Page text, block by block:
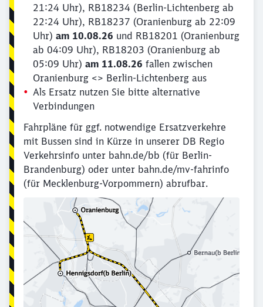
21:24 Uhr), RB18234 (Berlin-Lichtenberg ab
22:24 Uhr), RB18237 (Oranienburg ab 22:09
Uhr) am 10.08.26 und RB18201 (Oranienburg
ab 04:09 Uhr), RB18203 (Oranienburg ab
05:09 Uhr) am 11.08.26 fallen zwischen
Oranienburg <> Berlin-Lichtenberg aus
Als Ersatz nutzen Sie bitte alternative
Verbindungen
Fahrpläne für ggf. notwendige Ersatzverkehre
mit Bussen sind in Kürze in unserer DB Regio
Verkehrsinfo unter bahn.de/bb (für Berlin-
Brandenburg) oder unter bahn.de/mv-fahrinfo
(für Mecklenburg-Vorpommern) abrufbar.